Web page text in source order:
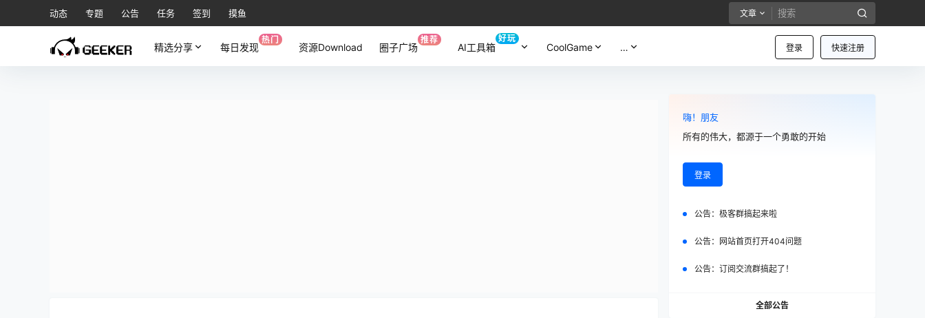
动态 专题 公告 任务 签到 摸鱼 文章
登录 快速注册
精选分享 每日发现
热门
资源Download 圈子广场
推荐
AI工具箱
好玩
CoolGame …
嗨！朋友
所有的伟大，都源于一个勇敢的开始
登录
公告： 极客群搞起来啦
公告： 网站首页打开404问题
公告： 订阅交流群搞起了！
全部公告